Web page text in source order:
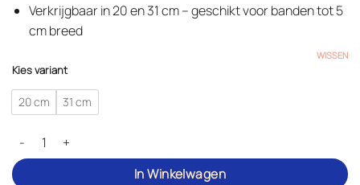
Verkrijgbaar in 20 en 31 cm – geschikt voor banden tot 5
cm breed
Kies variant
20 cm 31 cm
WISSEN
Schouderriemkussen voor tassen en rugzakken aantal
In Winkelwagen